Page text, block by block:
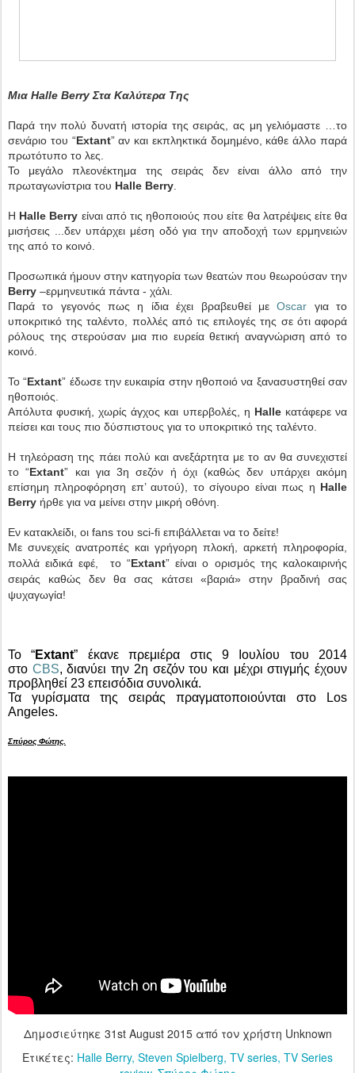
Μια Halle Berry Στα Καλύτερα Της
Παρά την πολύ δυνατή ιστορία της σειράς, ας μη γελιόμαστε …το
σενάριο του “Extant” αν και εκπληκτικά δομημένο, κάθε άλλο παρά
πρωτότυπο το λες.
Το μεγάλο πλεονέκτημα της σειράς δεν είναι άλλο από την
πρωταγωνίστρια του Halle Berry
H Halle Berry είναι από τις ηθοποιούς που είτε θα λατρέψεις είτε θα
μισήσεις ...δεν υπάρχει μέση οδό για την αποδοχή των ερμηνειών
της από το κοινό.
Προσωπικά ήμουν στην κατηγορία των θεατών που θεωρούσαν την
Berry –ερμηνευτικά πάντα - χάλι.
Παρά το γεγονός πως η ίδια έχει βραβευθεί μεOscar για το
υποκριτικό της ταλέντο, πολλές από τις επιλογές της σε ότι αφορά
ρόλους της στερούσαν μια πιο ευρεία θετική αναγνώριση από το
κοινό.
Το “Extant” έδωσε την ευκαιρία στην ηθοποιό να ξανασυστηθεί σαν
ηθοποιός.
Απόλυτα φυσική, χωρίς άγχος και υπερβολές, η Halle κατάφερε να
πείσει και τους πιο δύσπιστους για το υποκριτικό της ταλέντο.
Η τηλεόραση της πάει πολύ και ανεξάρτητα με το αν θα συνεχιστεί
το “Extant” και για 3η σεζόν ή όχι (καθώς δεν υπάρχει ακόμη
επίσημη πληροφόρηση επ’ αυτού), το σίγουρο είναι πως η Halle
Berry ήρθε για να μείνει στην μικρή οθόνη.
Εν κατακλείδι, οι fans του sci-fi επιβάλλεται να το δείτε!
Με συνεχείς ανατροπές και γρήγορη πλοκή, αρκετή πληροφορία,
πολλά ειδικά εφέ, το “Extant” είναι ο ορισμός της καλοκαιρινής
σειράς καθώς δεν θα σας κάτσει «βαριά» στην βραδινή σας
ψυχαγωγία!
To “Extant” έκανε πρεμιέρα στις 9 Ιουλίου του 2014
στο CBS, διανύει την 2η σεζόν του και μέχρι στιγμής έχουν
προβληθεί 23 επεισόδια συνολικά.
Τα γυρίσματα της σειράς πραγματοποιούνται στο Los
Angeles.
Σπύρος Φώτης.
Δημοσιεύτηκε 31st August 2015από τον χρήστη Unknown
Ετικέτες: Halle Berry Steven Spielberg TV series TV Series